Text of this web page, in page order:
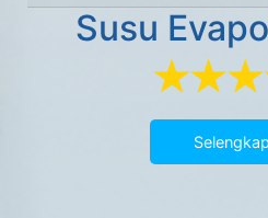
Susu